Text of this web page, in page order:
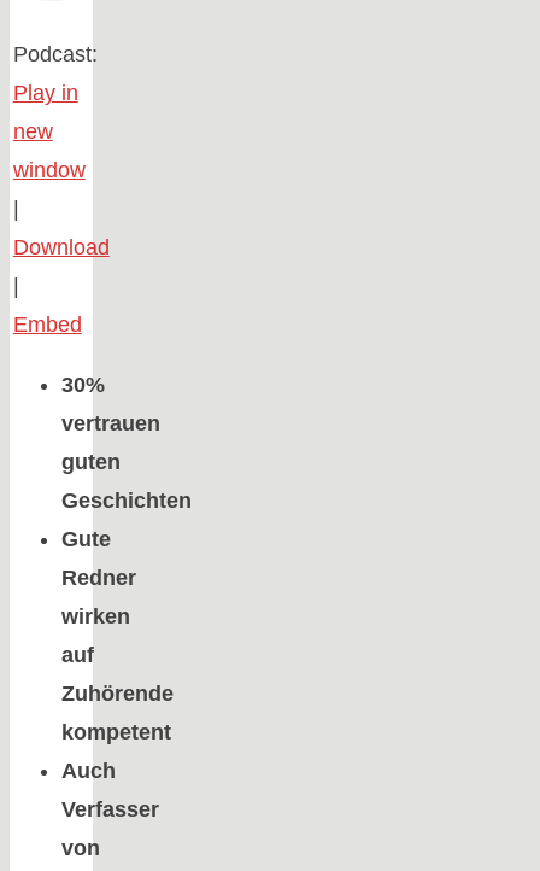
Podcast:
Play in
new
window
Download
Embed
30%
vertrauen
guten
Geschichten
Gute
Redner
wirken
auf
Zuhörende
kompetent
Auch
Verfasser
von